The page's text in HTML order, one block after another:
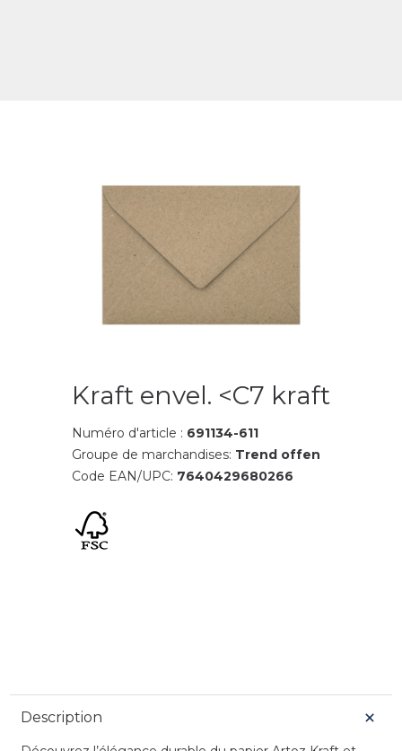
Kraft envel. <C7 kraft
Numéro d'article : 691134-611
Groupe de marchandises: Trend offen
Code EAN/UPC: 7640429680266
Description